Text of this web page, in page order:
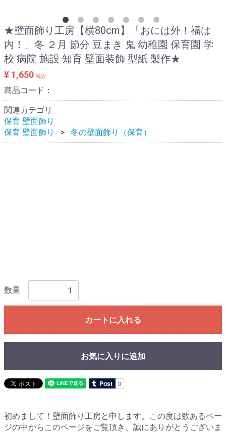
★壁面飾り工房【横80cm】「おには外！福は
内！」冬 ２月 節分 豆まき 鬼 幼稚園 保育園 学
校 病院 施設 知育 壁面装飾 型紙 製作★
¥ 1,650 税込
商品コード：
関連カテゴリ
保育 壁面飾り
保育 壁面飾り
冬の壁面飾り（保育）
数量
カートに入れる
お気に入りに追加
初めまして！壁面飾り工房と申します。この度は数あるペー
ジの中からこのページをご覧頂き、誠にありがとうございま